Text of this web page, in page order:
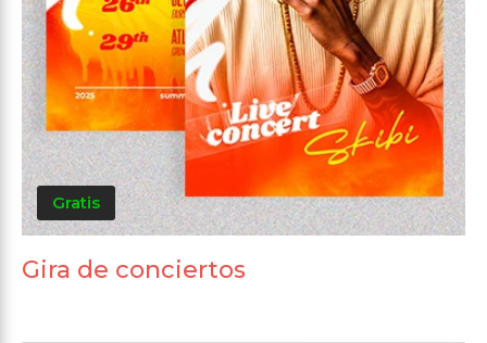
Gratis
Gira de conciertos